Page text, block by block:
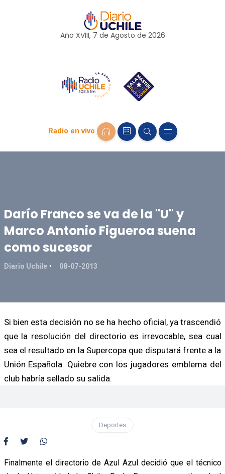
Año XVIII, 7 de Agosto de 2026
Radio en vivo
Darío Franco se va de la "U" y
Marco Antonio Figueroa suena
como sucesor
Diario Uchile 08-07-2013
Si bien esta decisión no se ha hecho oficial, ya trascendió
que la resolución del directorio es irrevocable, sea cual
sea el resultado en la Supercopa que disputará frente a la
Unión Española. Quiebre con los jugadores emblema del
club habría sellado su salida.
Deportes
Finalmente el directorio de Azul Azul decidió que el técnico